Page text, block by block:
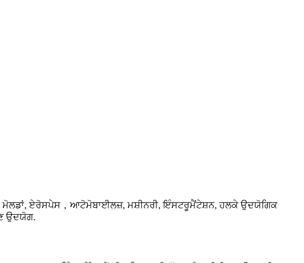
ਮੋਲਡਾਂ, ਏਰੋਸਪੇਸ，ਆਟੋਮੋਬਾਈਲਜ਼, ਮਸ਼ੀਨਰੀ, ਇੰਸਟਰੂਮੈਂਟੇਸ਼ਨ, ਹਲਕੇ ਉਦਯੋਗਿਕ
ਉਦਯੋਗ.